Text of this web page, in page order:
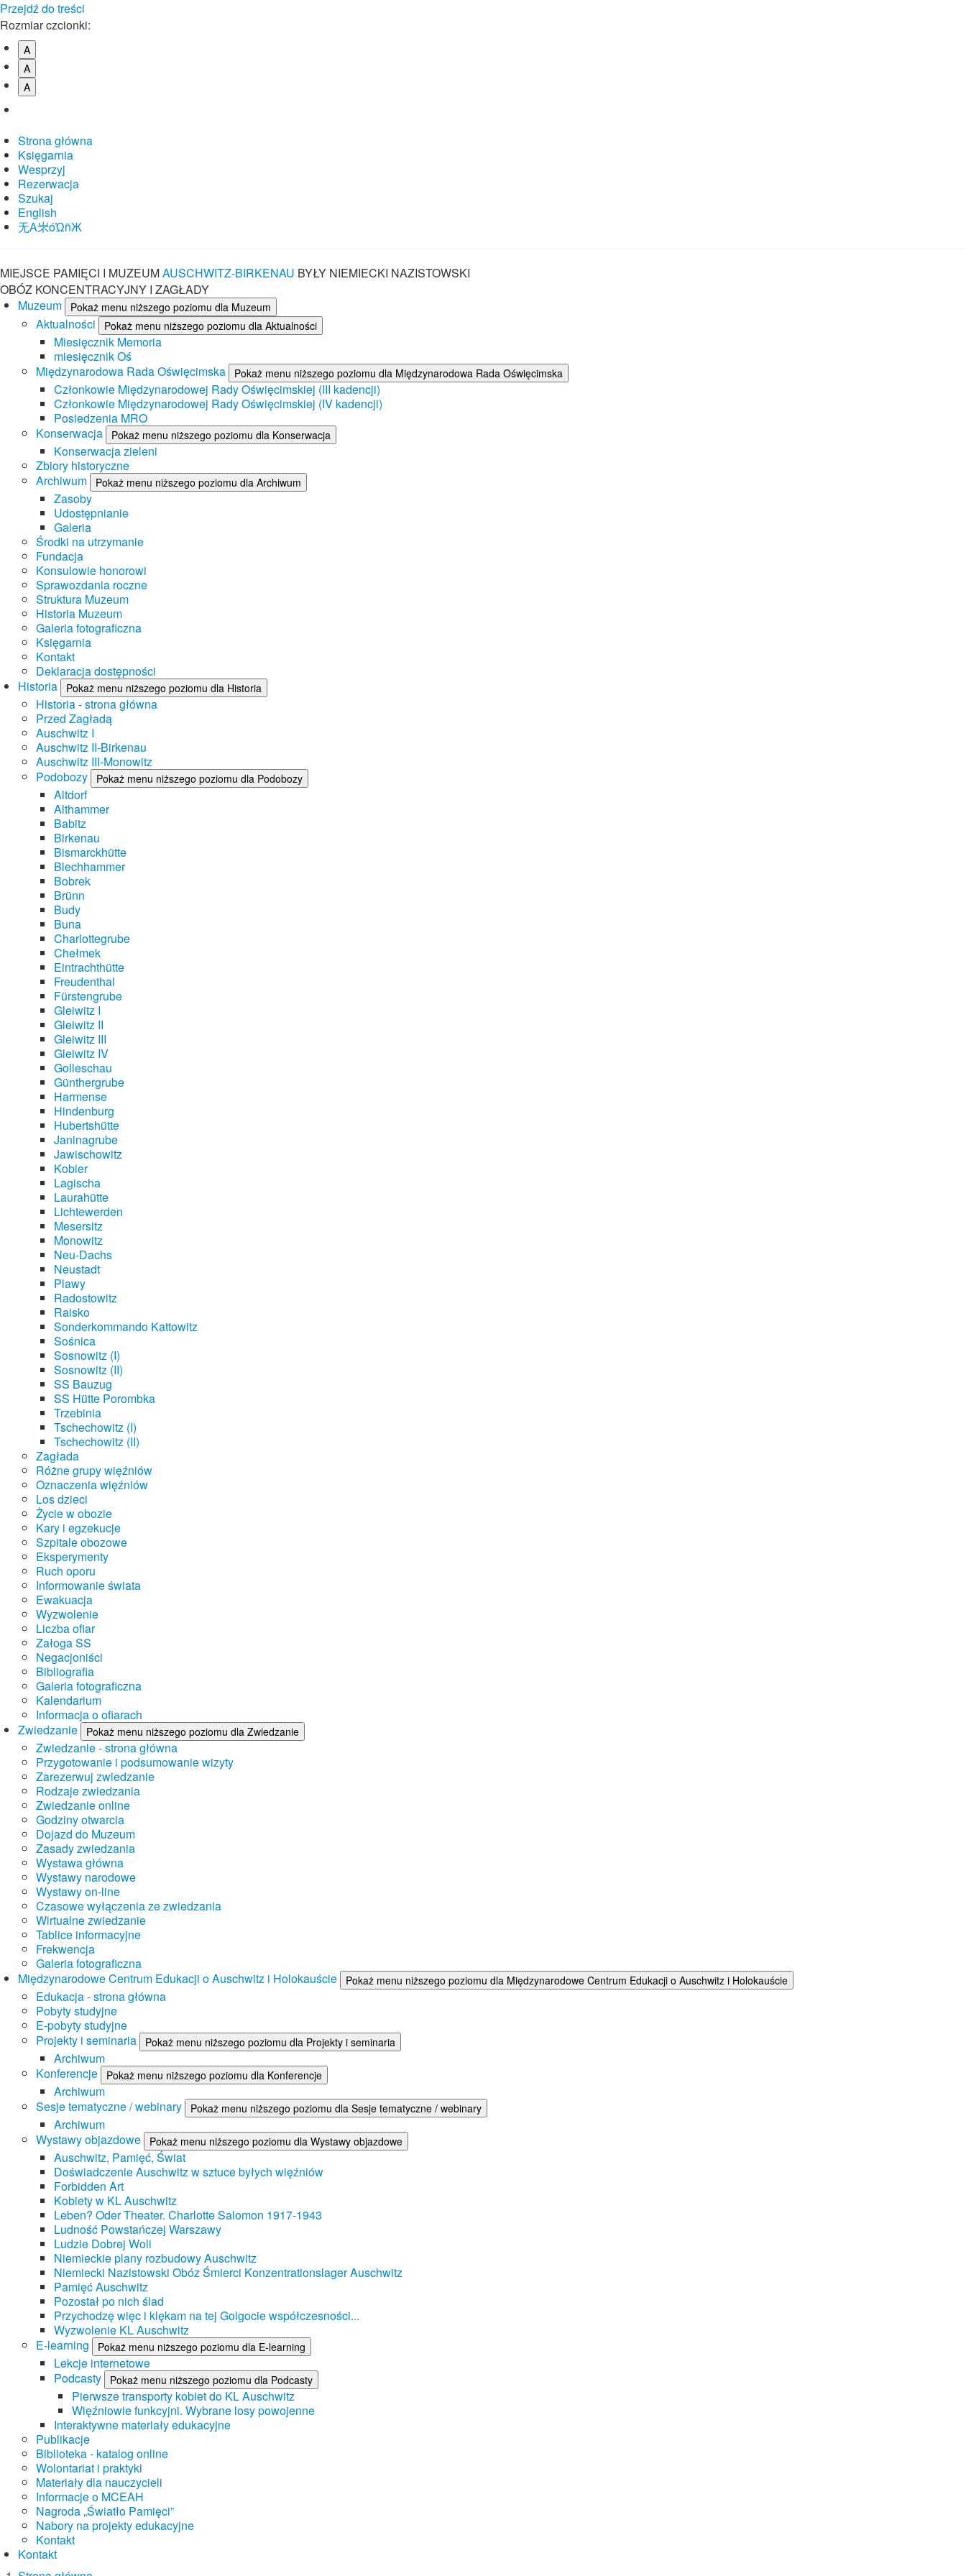
Przejdź do treści
Rozmiar czcionki:
A
A
A
Strona główna
Księgarnia
Wesprzyj
Rezerwacja
Szukaj
English
⽆A㞸óὨñЖ
MIEJSCE PAMIĘCI I MUZEUMAUSCHWITZ-BIRKENAU BYŁY NIEMIECKI NAZISTOWSKI
OBÓZ KONCENTRACYJNY I ZAGŁADY
Muzeum
Pokaż menu niższego poziomu dla Muzeum
Aktualności Pokaż menu niższego poziomu dla Aktualności
Miesięcznik Memoria
miesięcznik Oś
Międzynarodowa Rada Oświęcimska
Pokaż menu niższego poziomu dla Międzynarodowa Rada Oświęcimska
Członkowie Międzynarodowej Rady Oświęcimskiej (III kadencji)
Członkowie Międzynarodowej Rady Oświęcimskiej (IV kadencji)
Posiedzenia MRO
Konserwacja
Pokaż menu niższego poziomu dla Konserwacja
Konserwacja zieleni
Zbiory historyczne
Archiwum
Pokaż menu niższego poziomu dla Archiwum
Zasoby
Udostępnianie
Galeria
Środki na utrzymanie
Fundacja
Konsulowie honorowi
Sprawozdania roczne
Struktura Muzeum
Historia Muzeum
Galeria fotograficzna
Księgarnia
Kontakt
Deklaracja dostępności
Historia
Pokaż menu niższego poziomu dla Historia
Historia - strona główna
Przed Zagładą
Auschwitz I
Auschwitz II-Birkenau
Auschwitz III-Monowitz
Podobozy
Pokaż menu niższego poziomu dla Podobozy
Altdorf
Althammer
Babitz
Birkenau
Bismarckhütte
Blechhammer
Bobrek
Brünn
Budy
Buna
Charlottegrube
Chełmek
Eintrachthütte
Freudenthal
Fürstengrube
Gleiwitz I
Gleiwitz II
Gleiwitz III
Gleiwitz IV
Golleschau
Günthergrube
Harmense
Hindenburg
Hubertshütte
Janinagrube
Jawischowitz
Kobier
Lagischa
Laurahütte
Lichtewerden
Mesersitz
Monowitz
Neu-Dachs
Neustadt
Plawy
Radostowitz
Raisko
Sonderkommando Kattowitz
Sośnica
Sosnowitz (I)
Sosnowitz (II)
SS Bauzug
SS Hütte Porombka
Trzebinia
Tschechowitz (I)
Tschechowitz (II)
Zagłada
Różne grupy więźniów
Oznaczenia więźniów
Los dzieci
Życie w obozie
Kary i egzekucje
Szpitale obozowe
Eksperymenty
Ruch oporu
Informowanie świata
Ewakuacja
Wyzwolenie
Liczba ofiar
Załoga SS
Negacjoniści
Bibliografia
Galeria fotograficzna
Kalendarium
Informacja o ofiarach
Zwiedzanie
Pokaż menu niższego poziomu dla Zwiedzanie
Zwiedzanie - strona główna
Przygotowanie i podsumowanie wizyty
Zarezerwuj zwiedzanie
Rodzaje zwiedzania
Zwiedzanie online
Godziny otwarcia
Dojazd do Muzeum
Zasady zwiedzania
Wystawa główna
Wystawy narodowe
Wystawy on-line
Czasowe wyłączenia ze zwiedzania
Wirtualne zwiedzanie
Tablice informacyjne
Frekwencja
Galeria fotograficzna
Międzynarodowe Centrum Edukacji o Auschwitz i Holokauście
Pokaż menu niższego poziomu dla Międzynarodowe Centrum Edukacji o Auschwitz i Holokauście
Edukacja - strona główna
Pobyty studyjne
E-pobyty studyjne
Projekty i seminaria
Pokaż menu niższego poziomu dla Projekty i seminaria
Archiwum
Konferencje
Pokaż menu niższego poziomu dla Konferencje
Archiwum
Sesje tematyczne / webinary
Pokaż menu niższego poziomu dla Sesje tematyczne / webinary
Archiwum
Wystawy objazdowe
Pokaż menu niższego poziomu dla Wystawy objazdowe
Auschwitz, Pamięć, Świat
Doświadczenie Auschwitz w sztuce byłych więźniów
Forbidden Art
Kobiety w KL Auschwitz
Leben? Oder Theater. Charlotte Salomon 1917-1943
Ludność Powstańczej Warszawy
Ludzie Dobrej Woli
Niemieckie plany rozbudowy Auschwitz
Niemiecki Nazistowski Obóz Śmierci Konzentrationslager Auschwitz
Pamięć Auschwitz
Pozostał po nich ślad
Przychodzę więc i klękam na tej Golgocie współczesności...
Wyzwolenie KL Auschwitz
E-learning
Pokaż menu niższego poziomu dla E-learning
Lekcje internetowe
Podcasty
Pokaż menu niższego poziomu dla Podcasty
Pierwsze transporty kobiet do KL Auschwitz
Więźniowie funkcyjni. Wybrane losy powojenne
Interaktywne materiały edukacyjne
Publikacje
Biblioteka - katalog online
Wolontariat i praktyki
Materiały dla nauczycieli
Informacje o MCEAH
Nagroda „Światło Pamięci”
Nabory na projekty edukacyjne
Kontakt
Kontakt